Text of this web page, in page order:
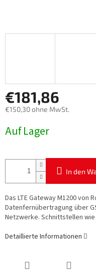
€181,86
€150,30 ohne MwSt.
Auf Lager
In den
Das LTE Gateway M1200 von
Datenfernübertragung über
Netzwerke. Schnittstellen wie
Detaillierte Informationen